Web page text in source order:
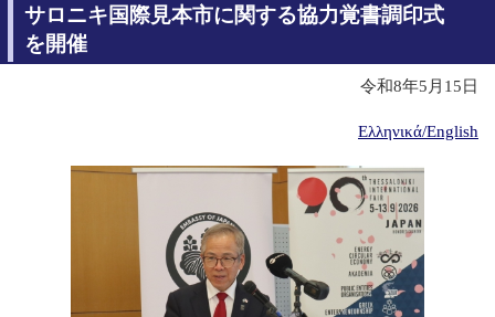
サロニキ国際見本市に関する協力覚書調印式
を開催
令和8年5月15日
Ελληνικά/English